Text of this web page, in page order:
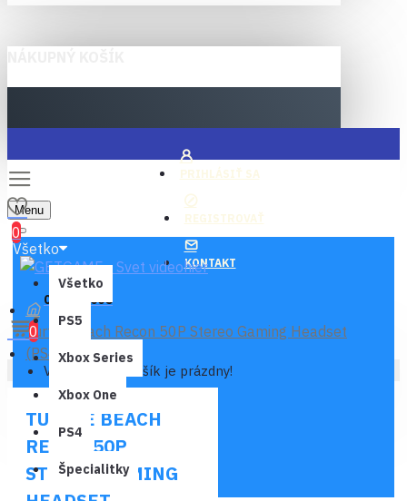
PRIHLÁSIŤ SA
REGISTROVAŤ
KONTAKT
Menu
0
0 ks - 0,00€
0
Váš nákupný košík je prázdny!
Všetko
Všetko
PS5
Xbox Series
Xbox One
PS4
Špecialitky
Turtle Beach Recon 50P Stereo Gaming Headset
(PS4/PS5)
TURTLE BEACH
RECON 50P
STEREO GAMING